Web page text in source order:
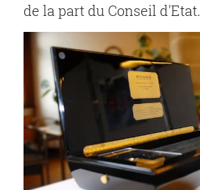
de la part du Conseil d'Etat.